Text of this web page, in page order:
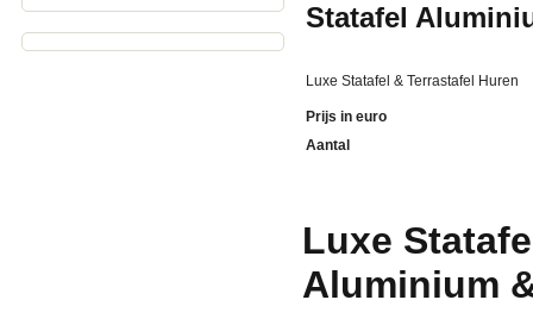
Statafel
Luxe Statafel & Terrastafel Huren
Prijs in euro
Aantal
Luxe
Aluminium